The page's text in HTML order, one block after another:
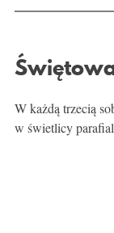
W każdą trzecią
w świetlicy